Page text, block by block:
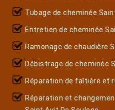
Tubage de cheminée
Entretien de cheminée
Ramonage de chaudière
Débistrage de cheminée
Réparation de faîtière et
Réparation et